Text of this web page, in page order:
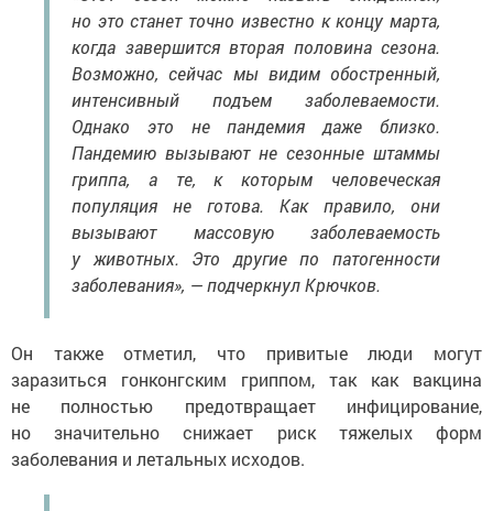
но это станет точно известно к концу марта,
когда завершится вторая половина сезона.
Возможно, сейчас мы видим обостренный,
интенсивный подъем заболеваемости.
Однако это не пандемия даже близко.
Пандемию вызывают не сезонные штаммы
гриппа, а те, к которым человеческая
популяция не готова. Как правило, они
вызывают массовую заболеваемость
у животных. Это другие по патогенности
заболевания», — подчеркнул Крючков.
Он также отметил, что привитые люди могут
заразиться гонконгским гриппом, так как вакцина
не полностью предотвращает инфицирование,
но значительно снижает риск тяжелых форм
заболевания и летальных исходов.